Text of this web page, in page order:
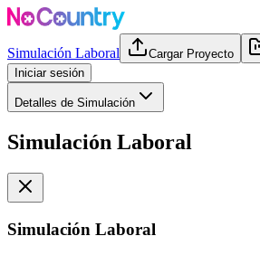
Simulación Laboral Cargar Proyecto
Iniciar sesión
Detalles de Simulación
Simulación Laboral
Simulación Laboral